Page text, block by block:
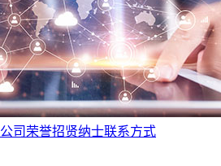
公司荣誉招贤纳士联系方式